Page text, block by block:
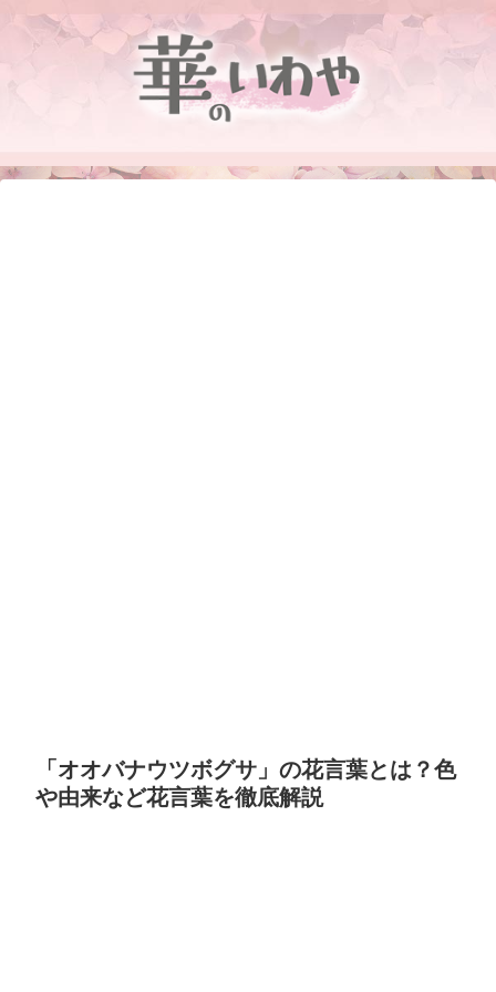
「オオバナウツボグサ」の花言葉とは？色
や由来など花言葉を徹底解説